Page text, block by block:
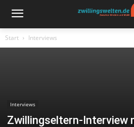
Start Interviews
Interviews
Zwillingseltern-Interview